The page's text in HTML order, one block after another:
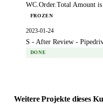
WC.Order.Total Amount
FROZEN
2023-01-24
S - After Review -
DONE
Weitere Projekte dieses